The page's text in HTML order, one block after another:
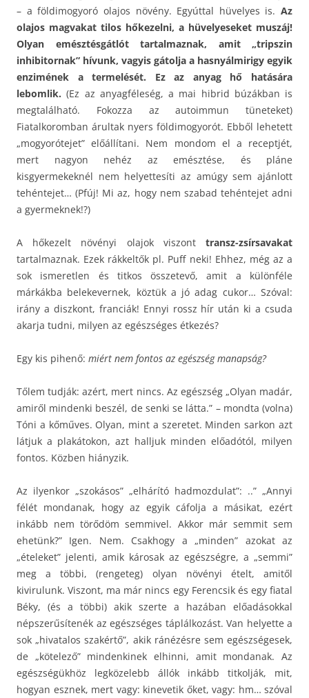
– a földimogyoró olajos növény. Egyúttal hüvelyes is. Az
olajos magvakat tilos hőkezelni, a hüvelyeseket muszáj!
Olyan emésztésgátlót tartalmaznak, amit „tripszin
inhibitornak” hívunk, vagyis gátolja a hasnyálmirigy egyik
enzimének a termelését. Ez az anyag hő hatására
lebomlik.(Ez az anyagféleség, a mai hibrid búzákban is
megtalálható. Fokozza az autoimmun tüneteket)
Fiatalkoromban árultak nyers földimogyorót. Ebből lehetett
„mogyorótejet” előállítani. Nem mondom el a receptjét,
mert nagyon nehéz az emésztése, és pláne
kisgyermekeknél nem helyettesíti az amúgy sem ajánlott
tehéntejet… (Pfúj! Mi az, hogy nem szabad tehéntejet adni
a gyermeknek!?)
A hőkezelt növényi olajok viszont transz-zsírsavakat
tartalmaznak. Ezek rákkeltők pl. Puff neki! Ehhez, még az a
sok ismeretlen és titkos összetevő, amit a különféle
márkákba belekevernek, köztük a jó adag cukor… Szóval:
irány a diszkont, franciák! Ennyi rossz hír után ki a csuda
akarja tudni, milyen az egészséges étkezés?
Egy kis pihenő: miért nem fontos az egészség manapság?
Tőlem tudják: azért, mert nincs. Az egészség „Olyan madár,
amiről mindenki beszél, de senki se látta.” – mondta (volna)
Tóni a kőműves. Olyan, mint a szeretet. Minden sarkon azt
látjuk a plakátokon, azt halljuk minden előadótól, milyen
fontos. Közben hiányzik.
Az ilyenkor „szokásos” „elhárító hadmozdulat”: ..” „Annyi
félét mondanak, hogy az egyik cáfolja a másikat, ezért
inkább nem törődöm semmivel. Akkor már semmit sem
ehetünk?” Igen. Nem. Csakhogy a „minden” azokat az
„ételeket” jelenti, amik károsak az egészségre, a „semmi”
meg a többi, (rengeteg) olyan növényi ételt, amitől
kivirulunk. Viszont, ma már nincs egy Ferencsik és egy fiatal
Béky, (és a többi) akik szerte a hazában előadásokkal
népszerűsítenék az egészséges táplálkozást. Van helyette a
sok „hivatalos szakértő”, akik ránézésre sem egészségesek,
de „kötelező” mindenkinek elhinni, amit mondanak. Az
egészségükhöz legközelebb állók inkább titkolják, mit,
hogyan esznek, mert vagy: kinevetik őket, vagy: hm… szóval